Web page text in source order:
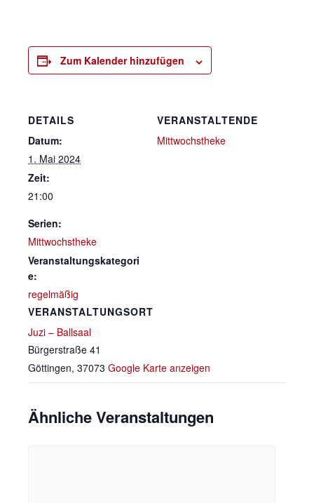
Zum Kalender hinzufügen
DETAILS
Datum:
1. Mai 2024
Zeit:
21:00
Serien:
Mittwochstheke
Veranstaltungskategori
e:
regelmäßig
VERANSTALTUNGSORT
Juzi – Ballsaal
Bürgerstraße 41
Göttingen, 37073 Google Karte anzeigen
VERANSTALTENDE
Mittwochstheke
Ähnliche Veranstaltungen